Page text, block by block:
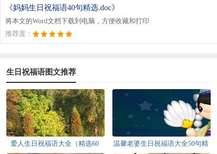
《妈妈生日祝福语40句精选.doc》
将本文的Word文档下载到电脑，方便收藏和打印
推荐度：
生日祝福语图文推荐
爱人生日祝福语大全（精选60
温馨老婆生日祝福语大全50句精